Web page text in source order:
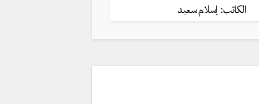
الكاتب: إسلام سعيد